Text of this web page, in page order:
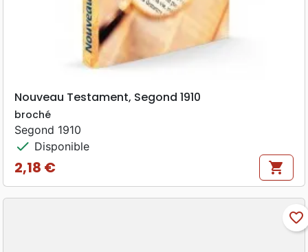
Nouveau Testament, Segond 1910
broché
Segond 1910
check Disponible
Prix
2,18 € shopping_cart
favorite_border